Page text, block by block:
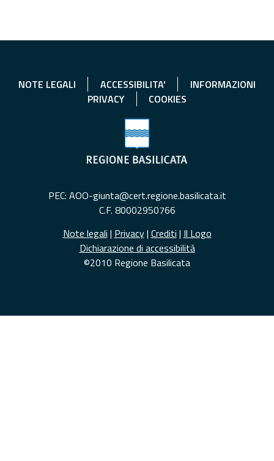
NOTE LEGALI ACCESSIBILITA'
INFORMAZIONI
PRIVACY
COOKIES
PEC: AOO-giunta@cert.regione.basilicata.it
C.F. 80002950766
Note legali | Privacy| Crediti | Il Logo
Dichiarazione di accessibilità
©2010 Regione Basilicata